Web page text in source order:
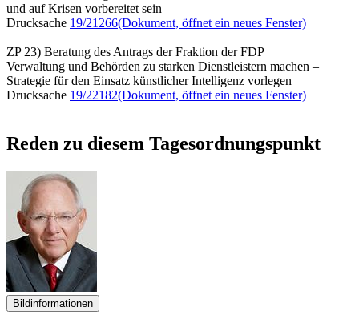
und auf Krisen vorbereitet sein
Drucksache 19/21266(Dokument, öffnet ein neues Fenster)
ZP 23) Beratung des Antrags der Fraktion der FDP
Verwaltung und Behörden zu starken Dienstleistern machen –
Strategie für den Einsatz künstlicher Intelligenz vorlegen
Drucksache 19/22182(Dokument, öffnet ein neues Fenster)
Reden zu diesem Tagesordnungspunkt
Bildinformationen